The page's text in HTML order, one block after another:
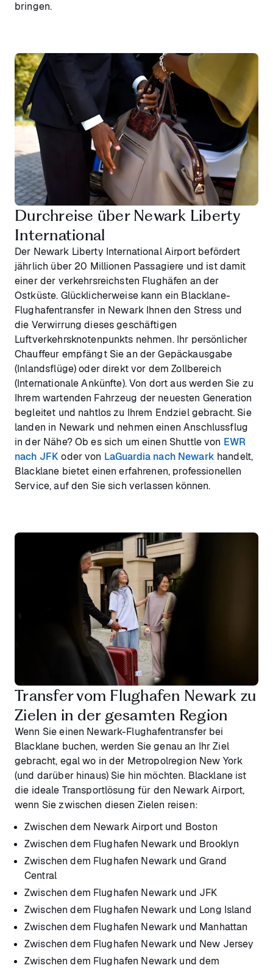
bringen.
Durchreise über Newark Liberty
International
Der Newark Liberty International Airport befördert
jährlich über 20 Millionen Passagiere und ist damit
einer der verkehrsreichsten Flughäfen an der
Ostküste. Glücklicherweise kann ein Blacklane-
Flughafentransfer in Newark Ihnen den Stress und
die Verwirrung dieses geschäftigen
Luftverkehrsknotenpunkts nehmen. Ihr persönlicher
Chauffeur empfängt Sie an der Gepäckausgabe
(Inlandsflüge) oder direkt vor dem Zollbereich
(Internationale Ankünfte). Von dort aus werden Sie zu
Ihrem wartenden Fahrzeug der neuesten Generation
begleitet und nahtlos zu Ihrem Endziel gebracht. Sie
landen in Newark und nehmen einen Anschlussflug
in der Nähe? Ob es sich um einen Shuttle von EWR
nach JFK oder von LaGuardia nach Newark handelt,
Blacklane bietet einen erfahrenen, professionellen
Service, auf den Sie sich verlassen können.
Transfer vom Flughafen Newark zu
Zielen in der gesamten Region
Wenn Sie einen Newark-Flughafentransfer bei
Blacklane buchen, werden Sie genau an Ihr Ziel
gebracht, egal wo in der Metropolregion New York
(und darüber hinaus) Sie hin möchten. Blacklane ist
die ideale Transportlösung für den Newark Airport,
wenn Sie zwischen diesen Zielen reisen:
Zwischen dem Newark Airport und Boston
Zwischen dem Flughafen Newark und Brooklyn
Zwischen dem Flughafen Newark und Grand
Central
Zwischen dem Flughafen Newark und JFK
Zwischen dem Flughafen Newark und Long Island
Zwischen dem Flughafen Newark und Manhattan
Zwischen dem Flughafen Newark und New Jersey
Zwischen dem Flughafen Newark und dem